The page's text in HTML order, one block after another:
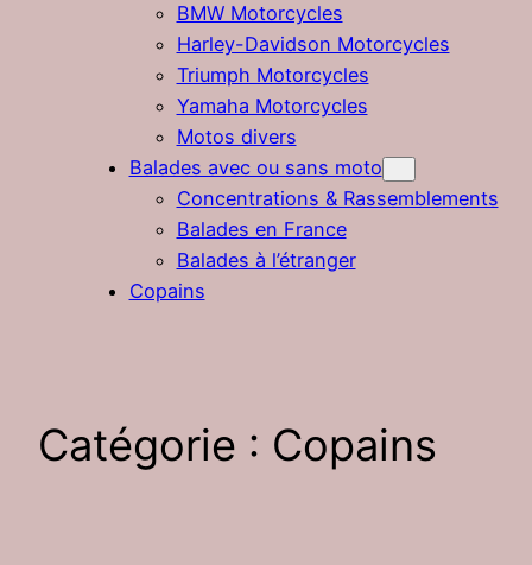
BMW Motorcycles
Harley-Davidson Motorcycles
Triumph Motorcycles
Yamaha Motorcycles
Motos divers
Balades avec ou sans moto
Concentrations & Rassemblements
Balades en France
Balades à l’étranger
Copains
Catégorie : Copains